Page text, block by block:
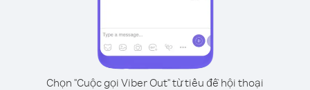
Chọn "Cuộc gọi Viber Out" từ tiêu đề hội thoại